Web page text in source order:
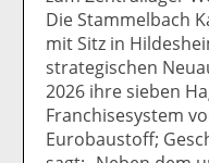
Die Stammelbach
mit Sitz in
strategischen
2026 ihre sieben
Franchisesystem
Eurobaustoff;